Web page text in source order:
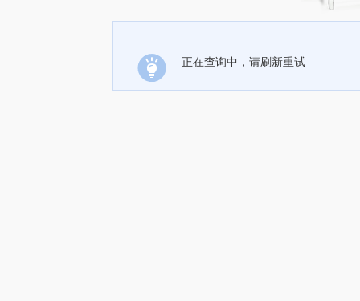
正在查询中，请刷新重试